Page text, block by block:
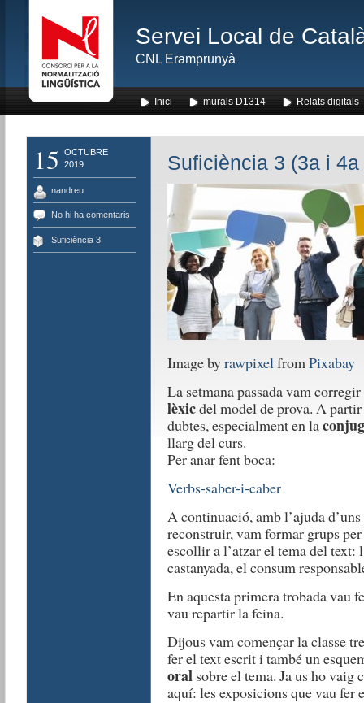
Servei Local de
CNL Eramprunyà
Inici murals D1314 Relats digitals
15
OCTUBRE
2019
nandreu
No hi ha comentaris
Suficiència 3
Suficiència 3 (3a i
Image byrawpixelfromPixabay
La setmana passada vam
lèxicdel model de prova. A
dubtes, especialment en la
llarg del curs.
Per anar fent boca:
Verbs-saber-i-caber
A continuació, amb l’ajuda
reconstruir, vam formar grups
escollir a l’atzar el tema del
castanyada, el consum
En aquesta primera trobada vau
vau repartir la feina.
Dijous vam començar la classe
fer el text escrit i també un
oralsobre el tema. Ja us ho vaig
aquí: les exposicions que vau fer